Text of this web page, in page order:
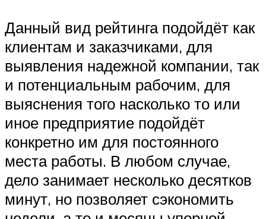
Данный вид рейтинга подойдёт как
клиентам и заказчиками, для
выявления надежной компании, так
и потенциальным рабочим, для
выяснения того насколько то или
иное предприятие подойдёт
конкретно им для постоянного
места работы. В любом случае,
дело занимает несколько десятков
минут, но позволяет сэкономить